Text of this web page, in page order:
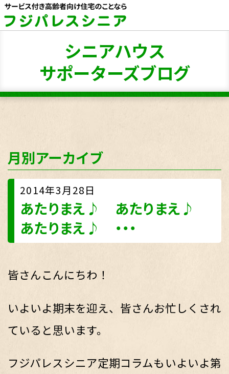
シニアハウス
サポーターズブログ
月別アーカイブ
2014年3月28日
あたりまえ♪ あたりまえ♪
あたりまえ♪ ・・・
皆さんこんにちわ！
いよいよ期末を迎え、皆さんお忙しくされ
ていると思います。
フジパレスシニア定期コラムもいよいよ第